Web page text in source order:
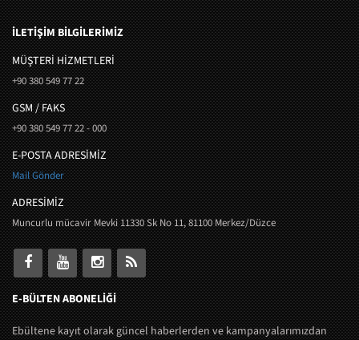
İLETİŞİM BİLGİLERİMİZ
MÜŞTERI HIZMETLERI
+90 380 549 77 22
GSM / FAKS
+90 380 549 77 22 - 000
E-POSTA ADRESİMİZ
Mail Gönder
ADRESİMİZ
Muncurlu mücavir Mevki 11330 Sk No 11, 81100 Merkez/Düzce
E-BÜLTEN ABONELİĞİ
Ebültene kayıt olarak güncel haberlerden ve kampanyalarımızdan